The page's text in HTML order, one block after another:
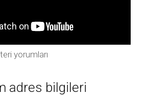
yorumları
adres bilgileri